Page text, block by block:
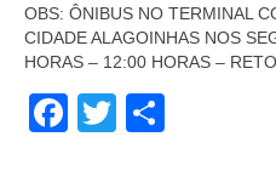
OBS: ÔNIBUS NO TERMINAL
CIDADE ALAGOINHAS NOS
HORAS – 12:00 HORAS –
Facebook
Twitter